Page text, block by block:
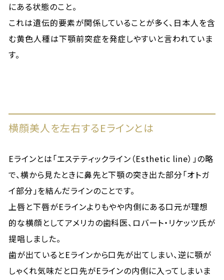
にある状態のこと。
これは遺伝的要素が関係していることが多く、日本人を含
む黄色人種は下顎前突症を発症しやすいと言われていま
す。
横顔美人を左右するEラインとは
Eラインとは「エステティックライン（Esthetic line）」の略
で、横から見たときに鼻先と下顎の突き出た部分「オトガ
イ部分」を結んだラインのことです。
上唇と下唇がEラインよりもやや内側にある口元が理想
的な横顔としてアメリカの歯科医、ロバート・リケッツ氏が
提唱しました。
歯が出ているとEラインから口先が出てしまい、逆に顎が
しゃくれ気味だと口先がEラインの内側に入ってしまいま